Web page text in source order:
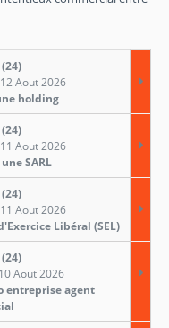
Aout 2026
holding
Aout 2026
SARL
Aout 2026
Libéral (SEL)
Aout 2026
entreprise agent